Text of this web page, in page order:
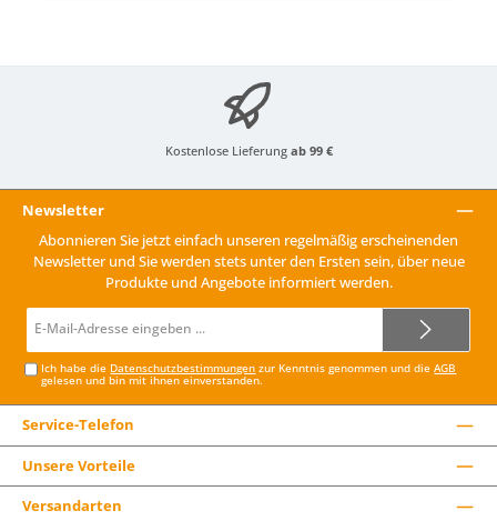
Kostenlose Lieferung ab 99 €
Newsletter
Abonnieren Sie jetzt einfach unseren regelmäßig erscheinenden
Newsletter und Sie werden stets unter den Ersten sein, über neue
Produkte und Angebote informiert werden.
Mail-
Ich habe die Datenschutzbestimmungen zur Kenntnis genommen und dieAGB
gelesen und bin mit ihnen einverstanden.
Service-Telefon
Unsere Vorteile
Versandarten